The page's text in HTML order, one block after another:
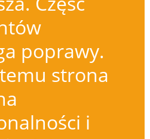
poprawy.
strona
i